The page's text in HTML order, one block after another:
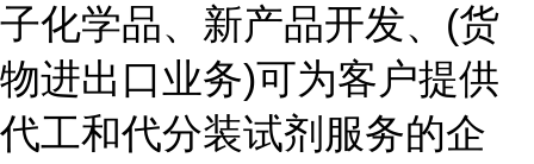
子化学品、新产品开发、(货
物进出口业务)可为客户提供
代工和代分装试剂服务的企